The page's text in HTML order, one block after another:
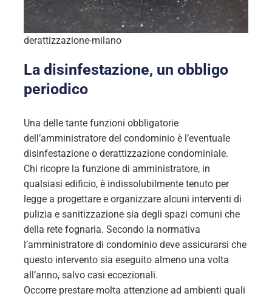
derattizzazione-milano
La disinfestazione, un obbligo
periodico
Una delle tante funzioni obbligatorie
dell’amministratore del condominio è l’eventuale
disinfestazione o derattizzazione condominiale.
Chi ricopre la funzione di amministratore, in
qualsiasi edificio, è indissolubilmente tenuto per
legge a progettare e organizzare alcuni interventi di
pulizia e sanitizzazione sia degli spazi comuni che
della rete fognaria. Secondo la normativa
l’amministratore di condominio deve assicurarsi che
questo intervento sia eseguito almeno una volta
all’anno, salvo casi eccezionali.
Occorre prestare molta attenzione ad ambienti quali